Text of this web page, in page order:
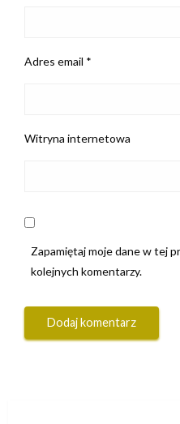
Adres email *
Witryna internetowa
Zapamiętaj moje dane w tej
kolejnych komentarzy.